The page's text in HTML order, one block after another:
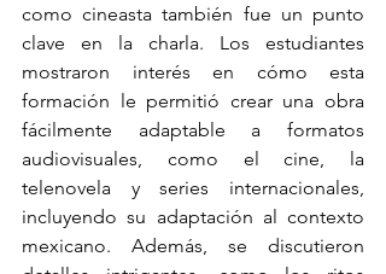
como cineasta también fue un punto
clave en la charla. Los estudiantes
mostraron interés en cómo esta
formación le permitió crear una obra
fácilmente adaptable a formatos
audiovisuales, como el cine, la
telenovela y series internacionales,
incluyendo su adaptación al contexto
mexicano. Además, se discutieron